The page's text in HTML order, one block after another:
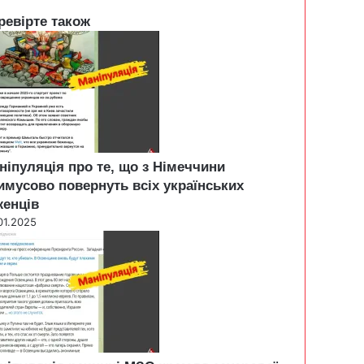
також
про те, що з Німеччини
повернуть всіх українських